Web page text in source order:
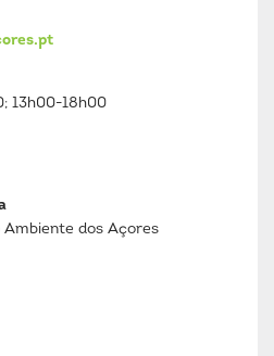
13h00-18h00
Ambiente dos Açores